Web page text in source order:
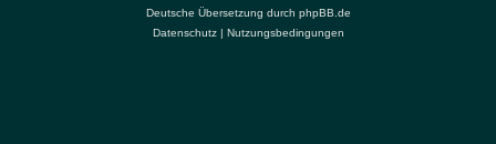
Deutsche Übersetzung durch phpBB.de
Datenschutz| Nutzungsbedingungen